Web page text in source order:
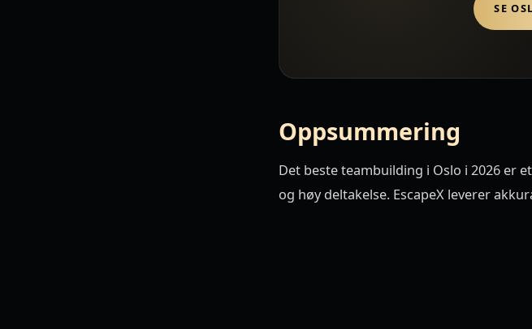
SE
Oppsummering
Det beste teambuilding i Oslo i 2026 er
og høy deltakelse. EscapeX leverer